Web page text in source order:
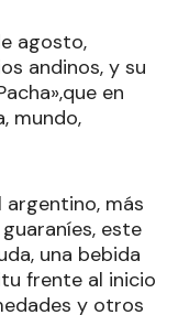
agosto,
andinos, y su
en
mundo,
más
este
una bebida
frente al inicio
y otros